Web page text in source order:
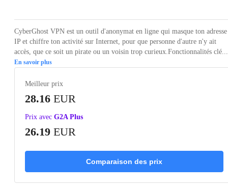
CyberGhost VPN est un outil d'anonymat en ligne qui masque ton adresse
IP et chiffre ton activité sur Internet, pour que personne d'autre n'y ait
accès, que ce soit un pirate ou un voisin trop curieux.Fonctionnalités clé...
En savoir plus
Meilleur prix
28.16 EUR
Prix avec G2A Plus
26.19 EUR
Comparaison des prix